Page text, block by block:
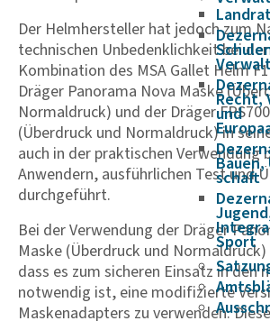
Recht,
und
schaft
Sport
Der Helmhersteller hat jedoch zum
technischen Unbedenklichkeit bei
Kombination des MSA Gallet Helm
Dräger Panorama Nova Maske
Normaldruck) und der Dräger
(Überdruck und Normaldruck) in
auch in der praktischen Verwendung
Anwendern, ausführlichen Test und
durchgeführt.
Bei der Verwendung der Dräger
Maske (Überdruck und
dass es zum sicheren Einsatz in den
notwendig ist, eine modifizierte
Maskenadapters zu verwenden.